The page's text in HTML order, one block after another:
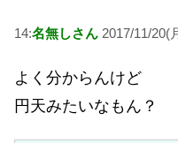
14:名無しさん 2017/11/20(
よく分からんけど
円天みたいなもん？